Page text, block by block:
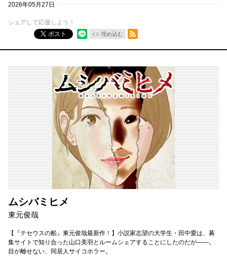
2026年05月27日
シェアして応援しよう！
ポスト
埋め込む
RSSフィード
ムシバミヒメ
東元俊哉
【『テセウスの船』東元俊哉最新作！】小説家志望の大学生・田中愛は、募
集サイトで知り合った山口美羽とルームシェアすることにしたのだが――。
目が離せない、同居人サイコホラー。